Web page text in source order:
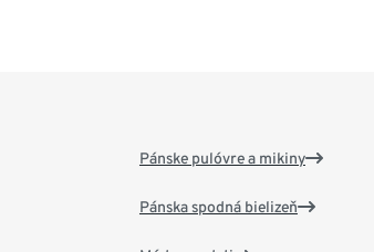
Pánske pulóvre a mikiny
Pánska spodná bielizeň